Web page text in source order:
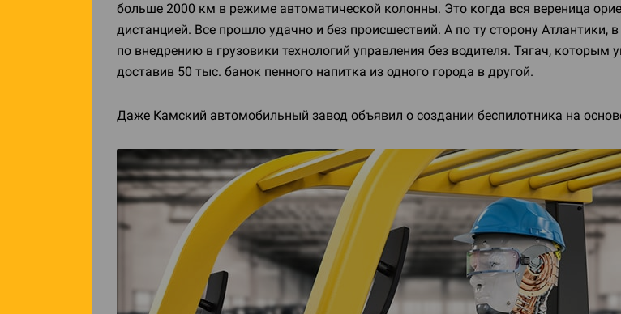
больше 2000 км в режиме автоматической колонны. Это когда вся вереница
дистанцией. Все прошло удачно и без происшествий. А по ту сторону
по внедрению в грузовики технологий управления без водителя. Тягач,
доставив 50 тыс. банок пенного напитка из одного города в другой.
Даже Камский автомобильный завод объявил о создании беспилотника на